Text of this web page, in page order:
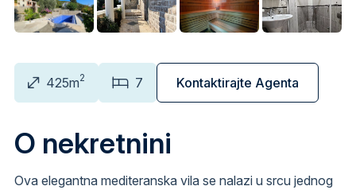
425m2 7 Kontaktirajte Agenta
O nekretnini
Ova elegantna mediteranska vila se nalazi u srcu jednog